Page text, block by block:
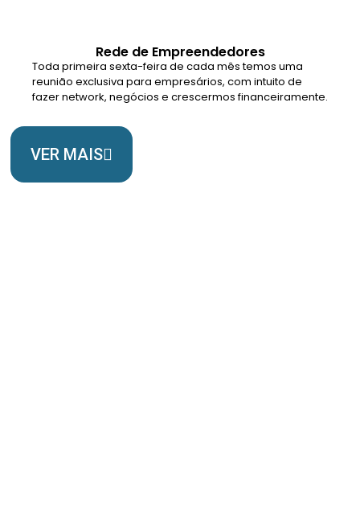
Rede de Empreendedores
Toda primeira sexta-feira de cada mês temos uma
reunião exclusiva para empresários, com intuito de
fazer network, negócios e crescermos financeiramente.
VER MAIS